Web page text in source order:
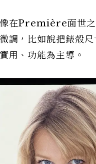
在Première面世
調，比如說把錶殼
用、功能為主導。